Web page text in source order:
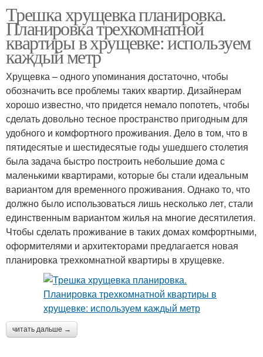
Трешка хрущевка планировка.
Планировка трехкомнатной
квартиры в хрущевке: используем
каждый метр
Хрущевка – одного упоминания достаточно, чтобы
обозначить все проблемы таких квартир. Дизайнерам
хорошо известно, что придется немало попотеть, чтобы
сделать довольно тесное пространство пригодным для
удобного и комфортного проживания. Дело в том, что в
пятидесятые и шестидесятые годы ушедшего столетия
была задача быстро построить небольшие дома с
маленькими квартирами, которые бы стали идеальным
вариантом для временного проживания. Однако то, что
должно было использоваться лишь несколько лет, стали
единственным вариантом жилья на многие десятилетия.
Чтобы сделать проживание в таких домах комфортными,
оформителями и архитекторами предлагается новая
планировка трехкомнатной квартиры в хрущевке.
читать дальше →